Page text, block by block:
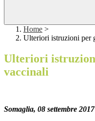
Home >
Ulteriori istruzioni per
Ulteriori
vaccinali
Somaglia, 08 settembre 2017